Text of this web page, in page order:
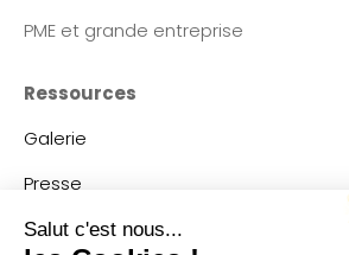
Salut c'est nous...
PME et grande entreprise
Ressources
Galerie
Presse
Contact